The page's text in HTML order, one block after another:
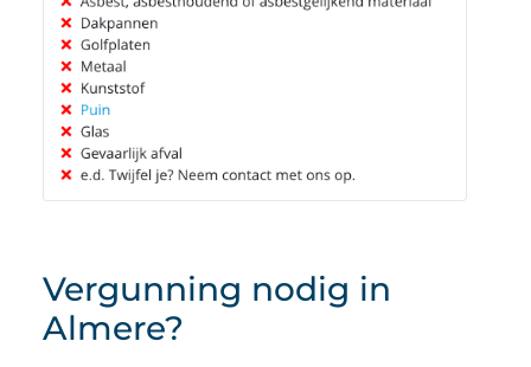
Vergunning nodig in
Almere?